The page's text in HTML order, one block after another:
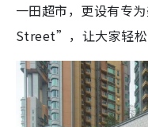
一田超市，更设有专
Street”，让大家轻松